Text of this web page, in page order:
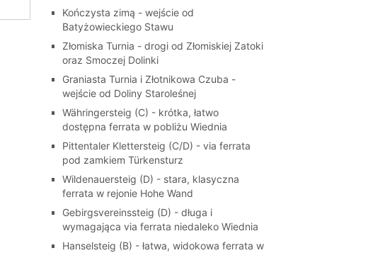
Kończysta zimą - wejście od
Batyżowieckiego Stawu
Złomiska Turnia - drogi od Złomiskiej Zatoki
oraz Smoczej Dolinki
Graniasta Turnia i Złotnikowa Czuba -
wejście od Doliny Staroleśnej
Währingersteig (C) - krótka, łatwo
dostępna ferrata w pobliżu Wiednia
Pittentaler Klettersteig (C/D) - via ferrata
pod zamkiem Türkensturz
Wildenauersteig (D) - stara, klasyczna
ferrata w rejonie Hohe Wand
Gebirgsvereinssteig (D) - długa i
wymagająca via ferrata niedaleko Wiednia
Hanselsteig (B) - łatwa, widokowa ferrata w